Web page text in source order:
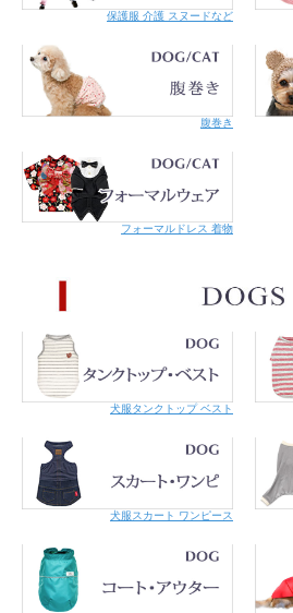
保護服 介護 スヌードなど
腹巻き
フォーマルドレス 着物
犬服タンクトップ ベスト
犬服スカート ワンピース